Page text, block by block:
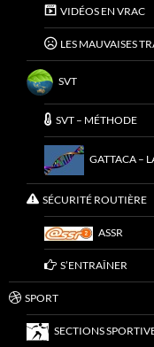
VIDÉOS EN VRAC
LES MAUVAISES
SVT
SVT – MÉTHODE
GATTACA –
SÉCURITÉ ROUTIÈRE
ASSR
S’ENTRAÎNER
SPORT
SECTIONS